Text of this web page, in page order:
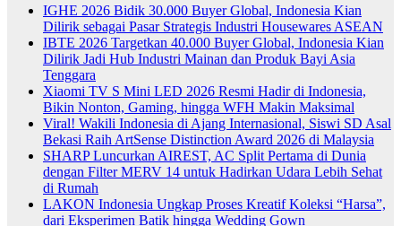
IGHE 2026 Bidik 30.000 Buyer Global, Indonesia Kian
Dilirik sebagai Pasar Strategis Industri Housewares ASEAN
IBTE 2026 Targetkan 40.000 Buyer Global, Indonesia Kian
Dilirik Jadi Hub Industri Mainan dan Produk Bayi Asia
Tenggara
Xiaomi TV S Mini LED 2026 Resmi Hadir di Indonesia,
Bikin Nonton, Gaming, hingga WFH Makin Maksimal
Viral! Wakili Indonesia di Ajang Internasional, Siswi SD Asal
Bekasi Raih ArtSense Distinction Award 2026 di Malaysia
SHARP Luncurkan AIREST, AC Split Pertama di Dunia
dengan Filter MERV 14 untuk Hadirkan Udara Lebih Sehat
di Rumah
LAKON Indonesia Ungkap Proses Kreatif Koleksi “Harsa”,
dari Eksperimen Batik hingga Wedding Gown